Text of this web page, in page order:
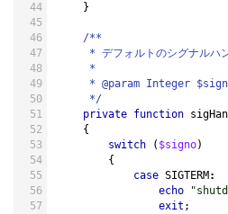
}
/**
* デフォルトのシグナルハン
     *
* @param Integer
     */
private function
{
switch
( $signo)
{
case SIGTERM :
echo
exit ;